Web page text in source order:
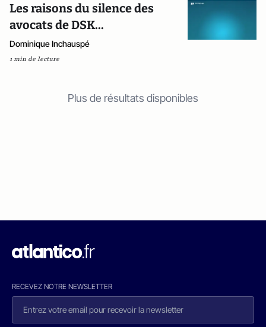
Les raisons du silence des
avocats de DSK...
Dominique Inchauspé
1 min de lecture
Plus de résultats disponibles
RECEVEZ NOTRE NEWSLETTER